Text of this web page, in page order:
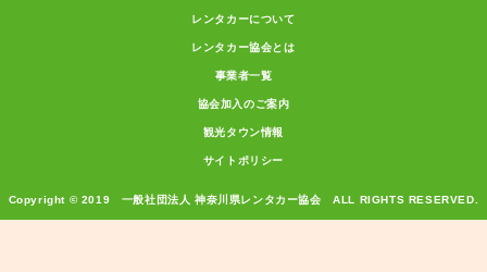
レンタカーについて
レンタカー協会とは
事業者一覧
協会加入のご案内
観光タウン情報
サイトポリシー
Copyright © 2019 一般社団法人 神奈川県レンタカー協会 ALL RIGHTS RESERVED.